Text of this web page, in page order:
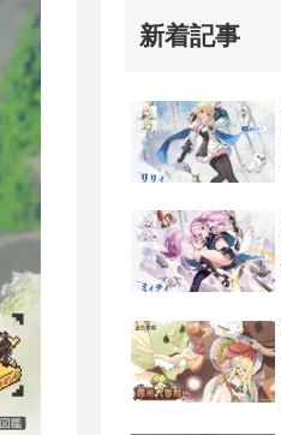
新着記事